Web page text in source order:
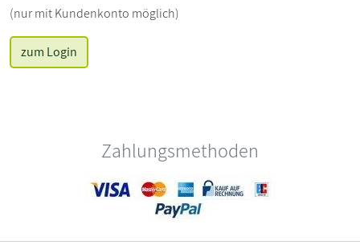
(nur mit Kundenkonto möglich)
zum Login
Zahlungsmethoden